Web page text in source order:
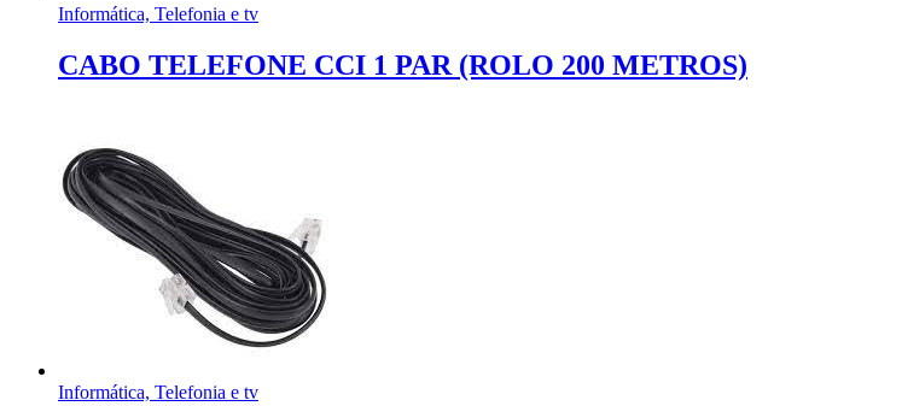
Informática, Telefonia e tv
CABO TELEFONE CCI 1 PAR (ROLO 200 METROS)
Informática, Telefonia e tv